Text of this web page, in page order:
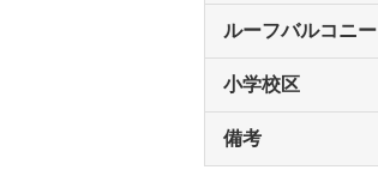
ルーフバルコニー
小学校区
備考